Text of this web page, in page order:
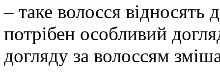
– таке волосся
потрібен особливий
догляду за волоссям